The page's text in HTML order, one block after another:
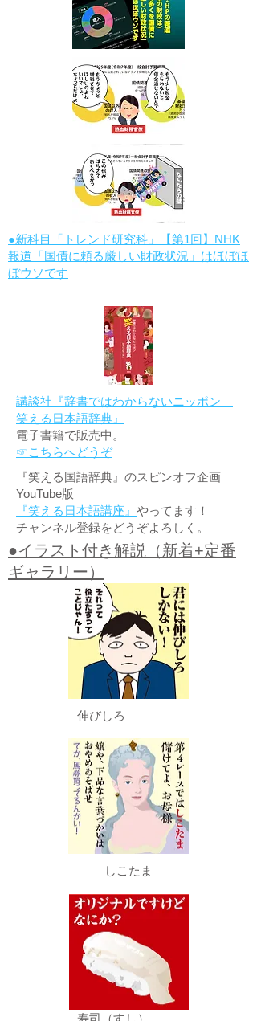
●新科目「トレンド研究科」【第1回】NHK
報道「国債に頼る厳しい財政状況」はほぼほ
ぼウソです
講談社『辞書ではわからないニッポン
笑える日本語辞典』
電子書籍で販売中。
☞こちらへどうぞ
『笑える国語辞典』のスピンオフ企画
YouTube版
『笑える日本語講座』 やってます！
チャンネル登録をどうぞよろしく。
●イラスト付き解説（新着+定番
ギャラリー）
伸びしろ
しこたま